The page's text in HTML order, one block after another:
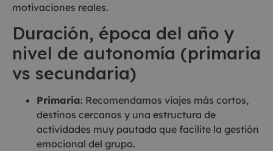
motivaciones reales.
Duración, época del año y
nivel de autonomía (primaria
vs secundaria)
Primaria: Recomendamos viajes más cortos,
destinos cercanos y una estructura de
actividades muy pautada que facilite la gestión
emocional del grupo.